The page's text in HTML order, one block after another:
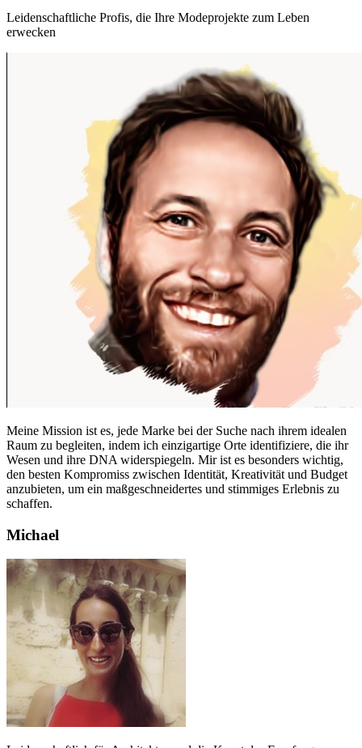
Leidenschaftliche Profis, die Ihre Modeprojekte zum Leben
erwecken
Meine Mission ist es, jede Marke bei der Suche nach ihrem idealen
Raum zu begleiten, indem ich einzigartige Orte identifiziere, die ihr
Wesen und ihre DNA widerspiegeln. Mir ist es besonders wichtig,
den besten Kompromiss zwischen Identität, Kreativität und Budget
anzubieten, um ein maßgeschneidertes und stimmiges Erlebnis zu
schaffen.
Michael